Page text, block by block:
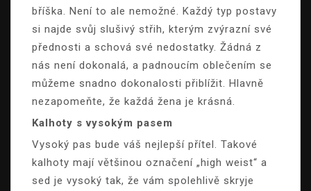
bříška. Není to ale nemožné. Každý typ postavy
si najde svůj slušivý střih, kterým zvýrazní své
přednosti a schová své nedostatky. Žádná z
nás není dokonalá, a padnoucím oblečením se
můžeme snadno dokonalosti přiblížit. Hlavně
nezapomeňte, že každá žena je krásná.
Kalhoty s vysokým pasem
Vysoký pas bude váš nejlepší přítel. Takové
kalhoty mají většinou označení „high weist“ a
sed je vysoký tak, že vám spolehlivě skryje